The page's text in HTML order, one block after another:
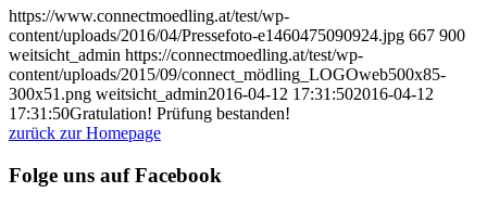
https://www.connectmoedling.at/test/wp-
content/uploads/2016/04/Pressefoto-e1460475090924.jpg 667 900
weitsicht_admin https://connectmoedling.at/test/wp-
content/uploads/2015/09/connect_mödling_LOGOweb500x85-
300x51.png weitsicht_admin2016-04-12 17:31:502016-04-12
17:31:50Gratulation! Prüfung bestanden!
zurück zur Homepage
Folge uns auf Facebook